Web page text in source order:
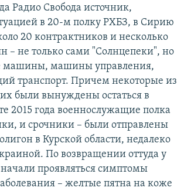
Радио Свобода источник,
в 20-м полку РХБЗ, в Сирию
20 контрактников и несколько
– не только сами "Солнцепеки", но
машины, машины управления,
транспорт. Причем некоторые из
были вынуждены остаться в
2015 года военнослужащие полка
и срочники – были отправлены
в Курской области, недалеко
По возвращении оттуда у
проявляться симптомы
– желтые пятна на коже